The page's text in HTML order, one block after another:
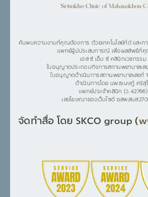
ค้นพบความงามที่คุณต้องการ ด้วยเทคโนโลยีที่ดี และก
แพทย์ผู้มีประสบการณ์ เพื่อผลลัพธ์ที่คุ
เอส ซี เอ็ม ซี คลินิกเวชกรรม
ใบอนุญาตประกอบกิจการสถานพยาบาลเลข
ใบอนุญาตดำเนินการสถานพยาบาลเลขที่
ดำเนินการโดย นพ.ชเนษฎ์ ศรีสุ
แพทย์ประจำคลินิก (ว. 42766)
เลขโฆษณาของเว็บไซต์ ฆสพ.สบส
จัดทำสื่อ โดย SKCO group (